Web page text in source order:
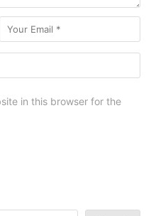
in this browser for the